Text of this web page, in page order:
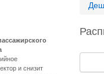
и снизит